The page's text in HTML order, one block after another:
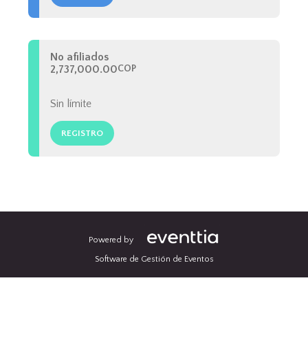
2,737,000.00COP
Sin límite
REGISTRO
No afiliados
Powered by
Software de Gestión de Eventos